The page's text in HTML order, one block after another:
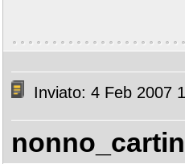
Inviato: 4 Feb 2007